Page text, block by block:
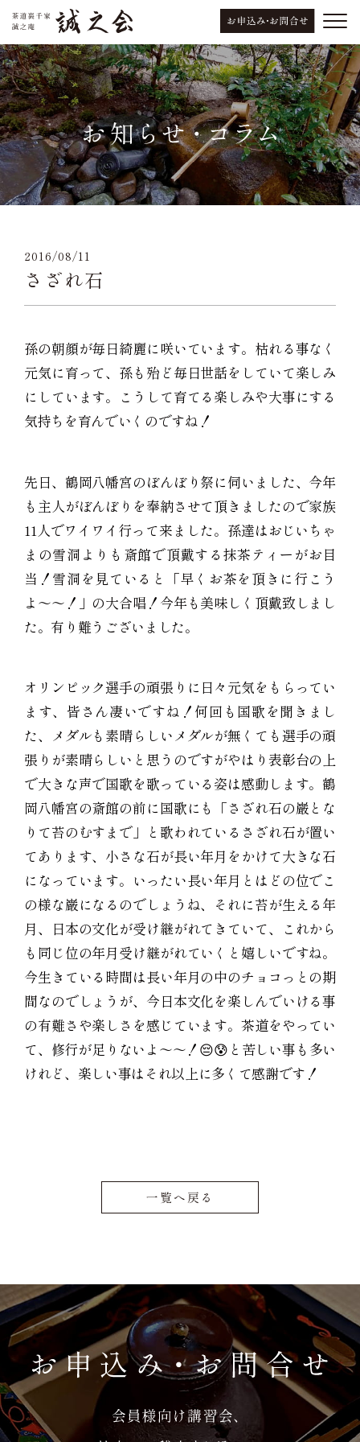
2016/08/11
さざれ石
孫の朝顔が毎日綺麗に咲いています。枯れる事なく
元気に育って、孫も殆ど毎日世話をしていて楽しみ
にしています。こうして育てる楽しみや大事にする
気持ちを育んでいくのですね！
先日、鶴岡八幡宮のぼんぼり祭に伺いました、今年
も主人がぼんぼりを奉納させて頂きましたので家族
11人でワイワイ行って来ました。孫達はおじいちゃ
まの雪洞よりも斎館で頂戴する抹茶ティーがお目
当！雪洞を見ていると「早くお茶を頂きに行こう
よ〜〜！」の大合唱！今年も美味しく頂戴致しまし
た。有り難うございました。
オリンピック選手の頑張りに日々元気をもらってい
ます、皆さん凄いですね！何回も国歌を聞きまし
た、メダルも素晴らしいメダルが無くても選手の頑
張りが素晴らしいと思うのですがやはり表彰台の上
で大きな声で国歌を歌っている姿は感動します。鶴
岡八幡宮の斎館の前に国歌にも「さざれ石の巌とな
りて苔のむすまで」と歌われているさざれ石が置い
てあります、小さな石が長い年月をかけて大きな石
になっています。いったい長い年月とはどの位でこ
の様な巌になるのでしょうね、それに苔が生える年
月、日本の文化が受け継がれてきていて、これから
も同じ位の年月受け継がれていくと嬉しいですね。
今生きている時間は長い年月の中のチョコっとの期
間なのでしょうが、今日本文化を楽しんでいける事
の有難さや楽しさを感じています。茶道をやってい
て、修行が足りないよ〜〜！😔😰と苦しい事も多い
けれど、楽しい事はそれ以上に多くて感謝です！